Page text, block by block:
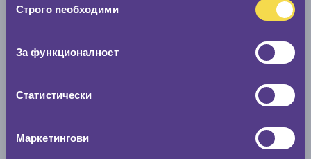
наСтрого nеобходими
За функционалност
Статистически
Маркетингови
Скоростомер при 100